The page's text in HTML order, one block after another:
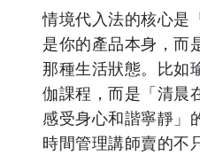
情境代入法的核心是
是你的產品本身，而
那種生活狀態。比如
伽課程，而是「清晨
感受身心和諧寧靜」
時間管理講師賣的不